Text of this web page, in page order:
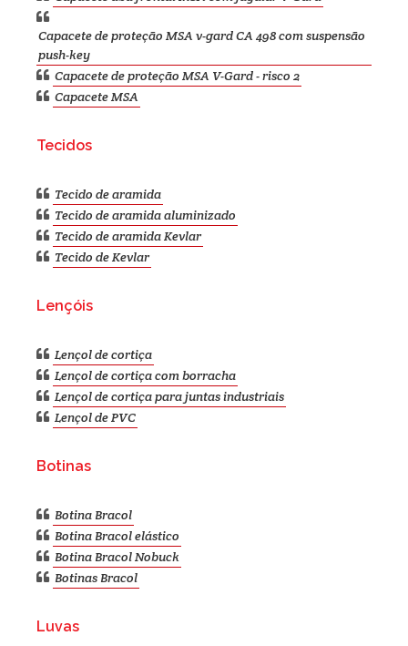
Capacete de proteção MSA v-gard CA 498 com suspensão
push-key
Capacete de proteção MSA V-Gard - risco 2
Capacete MSA
Tecidos
Tecido de aramida
Tecido de aramida aluminizado
Tecido de aramida Kevlar
Tecido de Kevlar
Lençóis
Lençol de cortiça
Lençol de cortiça com borracha
Lençol de cortiça para juntas industriais
Lençol de PVC
Botinas
Botina Bracol
Botina Bracol elástico
Botina Bracol Nobuck
Botinas Bracol
Luvas